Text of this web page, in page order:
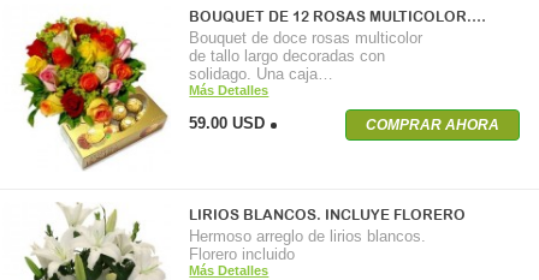
BOUQUET DE 12 ROSAS MULTICOLOR.…
Bouquet de doce rosas multicolor
de tallo largo decoradas con
solidago. Una caja…
Más Detalles
59.00 USD COMPRAR AHORA
LIRIOS BLANCOS. INCLUYE FLORERO
Hermoso arreglo de lirios blancos.
Florero incluido
Más Detalles